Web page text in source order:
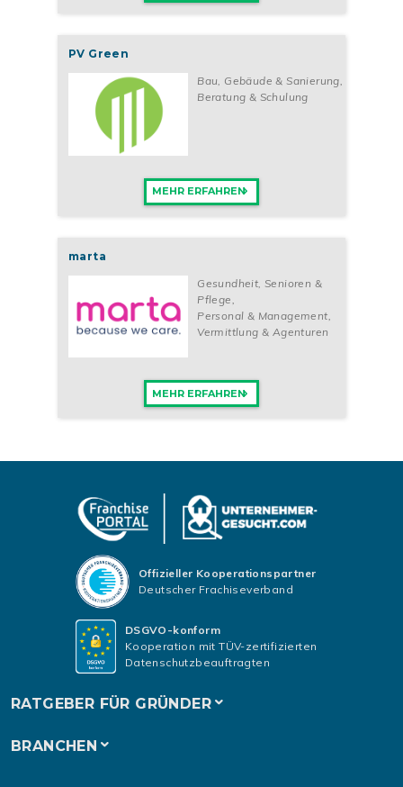
PV Green
Bau, Gebäude & Sanierung,
Beratung & Schulung
MEHR ERFAHREN
marta
Gesundheit, Senioren &
Pflege
Personal & Management
Vermittlung & Agenturen
MEHR ERFAHREN
Offizieller Kooperationspartner
Deutscher Frachiseverband
DSGVO-konform
Kooperation mit TÜV-zertifizierten
Datenschutzbeauftragten
RATGEBER FÜR GRÜNDER
BRANCHEN